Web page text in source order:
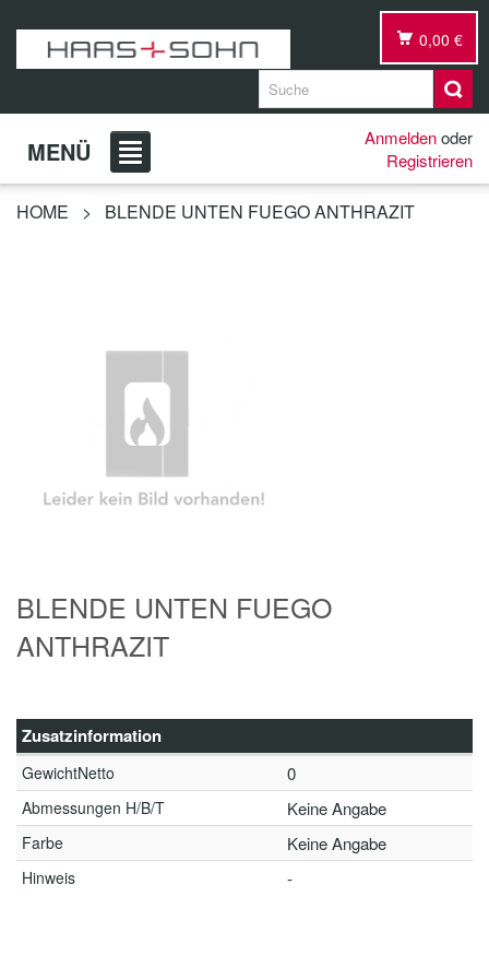
0,00 €
MENÜ Anmeldenoder
Registrieren
HOME > BLENDE UNTEN FUEGO ANTHRAZIT
BLENDE UNTEN FUEGO
ANTHRAZIT
Zusatzinformation
GewichtNetto 0
Abmessungen H/B/T Keine Angabe
Farbe Keine Angabe
Hinweis -